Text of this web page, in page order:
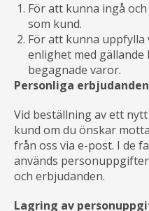
För att kunna ingå
som kund.
För att kunna
enlighet med
begagnade varor.
Personliga
Vid beställning av ett
kund om du önskar
från oss via e-post. I de
används
och erbjudanden.
Lagring av